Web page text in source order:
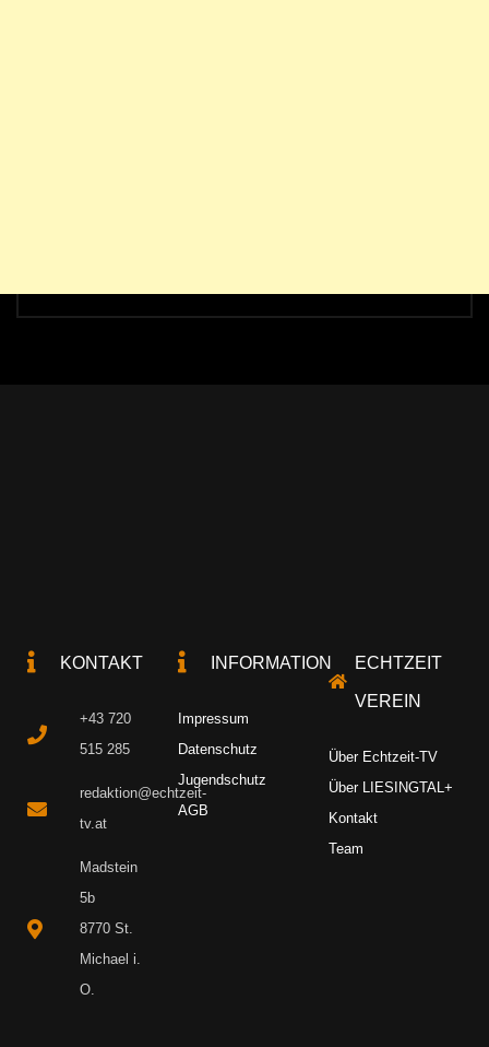
KONTAKT
+43 720
515 285
redaktion@echtzeit-
tv.at
Madstein
5b
8770 St.
Michael i.
O.
INFORMATION
Impressum
Datenschutz
Jugendschutz
AGB
ECHTZEIT
VEREIN
Über Echtzeit-TV
Über LIESINGTAL+
Kontakt
Team